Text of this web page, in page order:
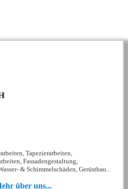
Tapezierarbeiten,
Fassadengestaltung,
& Schimmelschäden, Gerüstbau...
über uns...